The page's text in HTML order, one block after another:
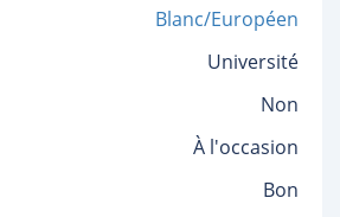
Blanc/Européen
Université
Non
À l'occasion
Bon